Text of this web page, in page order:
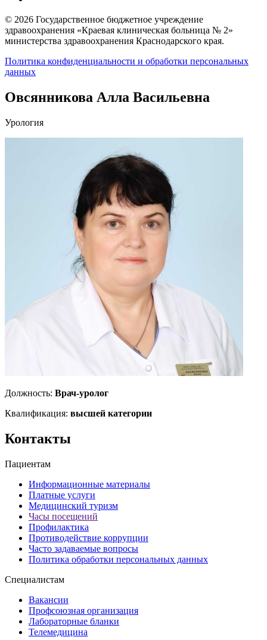
© 2026 Государственное бюджетное учреждение
здравоохранения «Краевая клиническая больница № 2»
министерства здравоохранения Краснодарского края.
Политика конфиденциальности и обработки персональных
данных
Овсянникова Алла Васильевна
Урология
Должность: Врач-уролог
Квалификация: высшей категории
Контакты
Пациентам
Информационные материалы
Платные услуги
Медицинский туризм
Часы посещений
Профилактика
Противодействие коррупции
Часто задаваемые вопросы
Политика обработки персональных данных
Специалистам
Вакансии
Профсоюзная организация
Лабораторные бланки
Телемедицина